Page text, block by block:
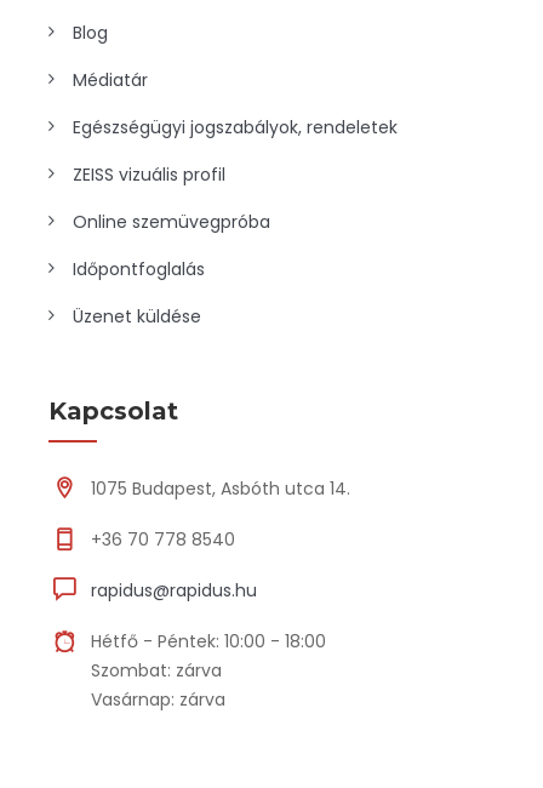
Blog
Médiatár
Egészségügyi jogszabályok, rendeletek
ZEISS vizuális profil
Online szemüvegpróba
Időpontfoglalás
Üzenet küldése
Kapcsolat
1075 Budapest, Asbóth utca 14.
+36 70 778 8540
rapidus@rapidus.hu
Hétfő - Péntek: 10:00 - 18:00
Szombat: zárva
Vasárnap: zárva